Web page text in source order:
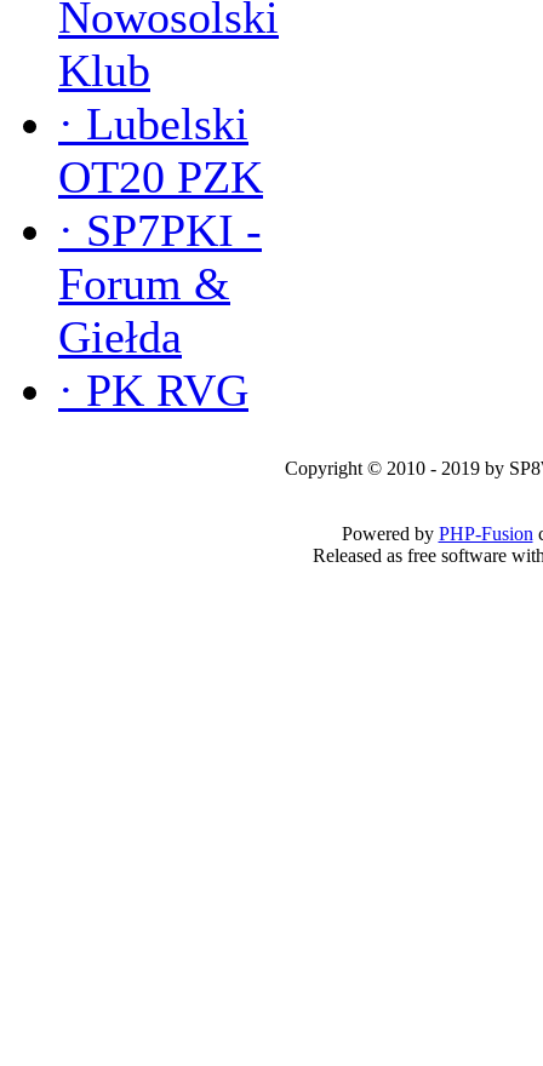
Nowosolski
Klub
· Lubelski
OT20 PZK
· SP7PKI -
Forum &
Giełda
· PK RVG
Copyright © 2010 - 2019 by
Powered by PHP-Fusion
Released as free software